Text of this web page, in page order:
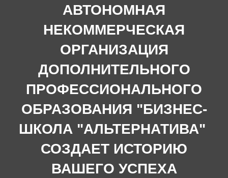
АВТОНОМНАЯ
НЕКОММЕРЧЕСКАЯ
ОРГАНИЗАЦИЯ
ДОПОЛНИТЕЛЬНОГО
ПРОФЕССИОНАЛЬНОГО
ОБРАЗОВАНИЯ "БИЗНЕС-
ШКОЛА "АЛЬТЕРНАТИВА"
СОЗДАЕТ ИСТОРИЮ
ВАШЕГО УСПЕХА